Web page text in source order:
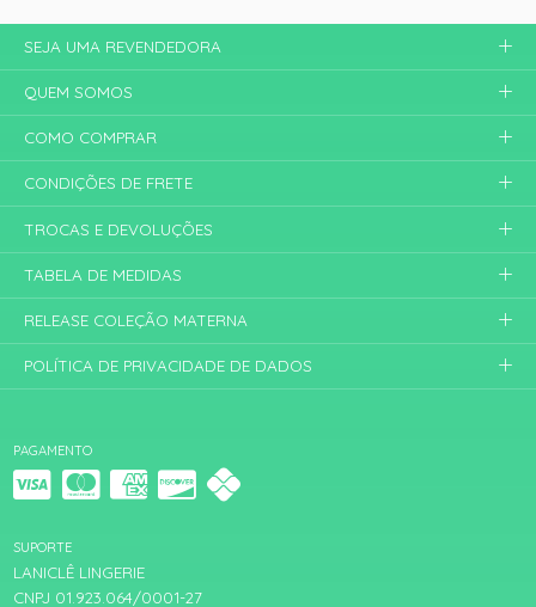
PAGAMENTO
SUPORTE
LANICLÊ LINGERIE
CNPJ 01.923.064/0001-27
SEJA UMA REVENDEDORA
QUEM SOMOS
COMO COMPRAR
CONDIÇÕES DE FRETE
TROCAS E DEVOLUÇÕES
TABELA DE MEDIDAS
RELEASE COLEÇÃO MATERNA
POLÍTICA DE PRIVACIDADE DE DADOS